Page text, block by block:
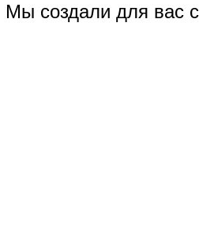
Мы создали для вас